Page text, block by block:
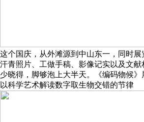
这个国庆，从外滩源到中山东一，同时展
汗青照片、工做手稿、影像记实以及文
少晓得，脚够泡上大半天。《编码物候
以科学艺术解读数字取生物交错的节律